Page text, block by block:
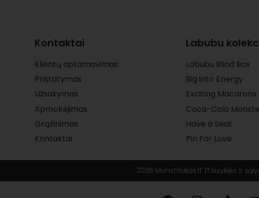
Kontaktai
Klientų aptarnavimas
Pristatymas
Užsakymas
Apmokėjimas
Grąžinimas
Kontaktai
Labubu
Labubu Blind Box
Big into Energy
Exciting Macarons
Coca-Cola
Have a Seat
Pin For Love
2026 Monstriukas.lt |Taisyklės ir